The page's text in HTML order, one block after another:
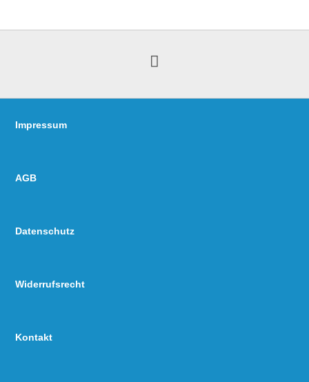
Impressum
AGB
Datenschutz
Widerrufsrecht
Kontakt